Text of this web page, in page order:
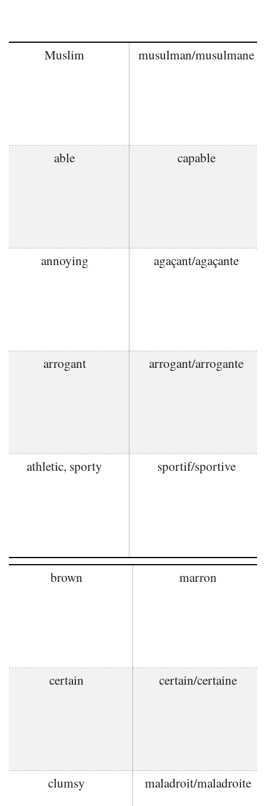
Muslim musulman/musulmane
able capable
annoying agaçant/agaçante
arrogant arrogant/arrogante
athletic, sporty sportif/sportive
brown marron
certain certain/certaine
clumsy maladroit/maladroite